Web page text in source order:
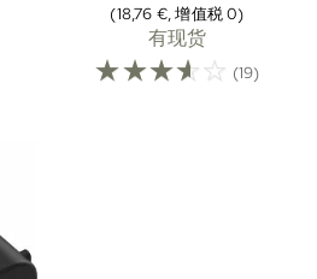
(18,76 €, 增值税 0)
有现货
☆☆☆☆☆ (19)